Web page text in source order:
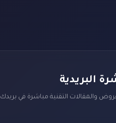
البريدية
والمقالات التقنية مباشرة في بريدك